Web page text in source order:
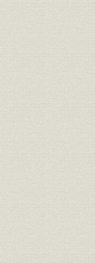
財務・業績
財務・業績
財務・業績
財務・業績
財務・業績
財務・業績
経営
財務・業績
財務・業績;株式